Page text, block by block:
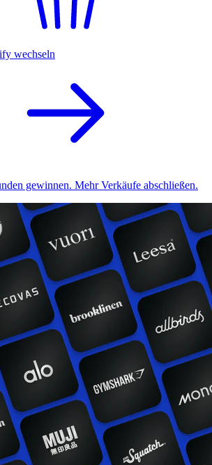
wechseln
gewinnen. Mehr Verkäufe abschließen.